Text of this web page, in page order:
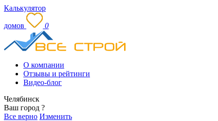
Калькулятор
домов 0
О компании
Отзывы и рейтинги
Видео-блог
Челябинск
Ваш город ?
Все верно Изменить